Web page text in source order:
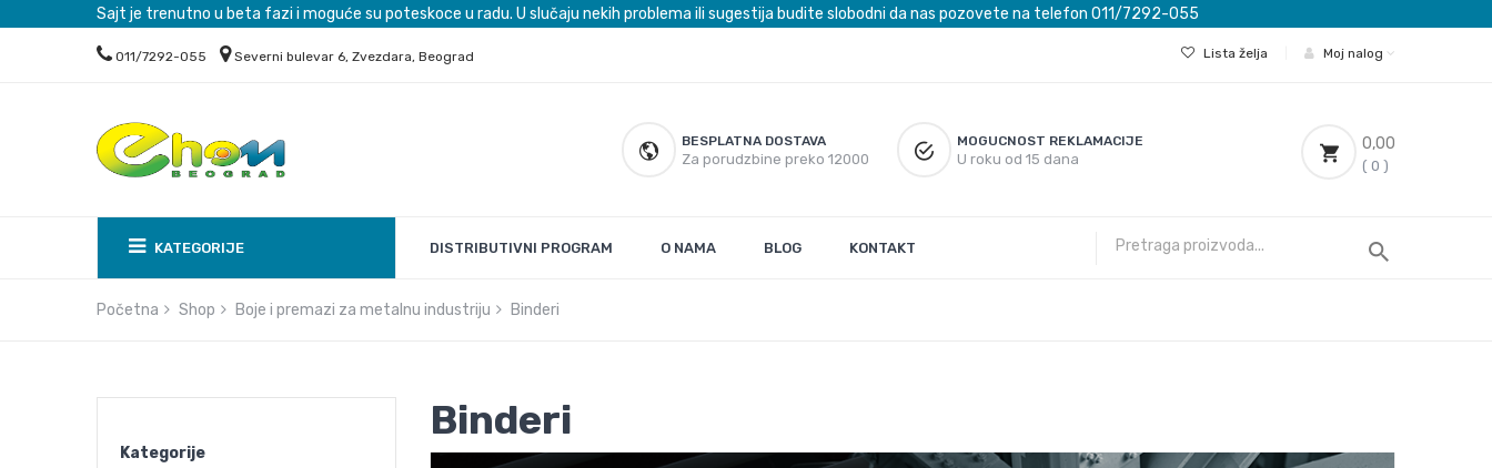
Sajt je trenutno u beta fazi i moguće su poteskoce u radu. U slučaju nekih problema ili sugestija budite slobodni da nas pozovete na telefon 011/7292-055
011/7292-055 Severni bulevar 6, Zvezdara, Beograd Lista želja Moj nalog
BESPLATNA DOSTAVA
Za porudzbine preko 12000
MOGUCNOST REKLAMACIJE
U roku od 15 dana
0,00
( 0 )
KATEGORIJE DISTRIBUTIVNI PROGRAM O NAMA BLOG KONTAKT
Početna Shop Boje i premazi za metalnu industriju Binderi
Kategorije
Binderi